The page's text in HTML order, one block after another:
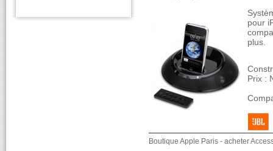
pour
plus.
Prix :
Boutique Apple Paris - acheter